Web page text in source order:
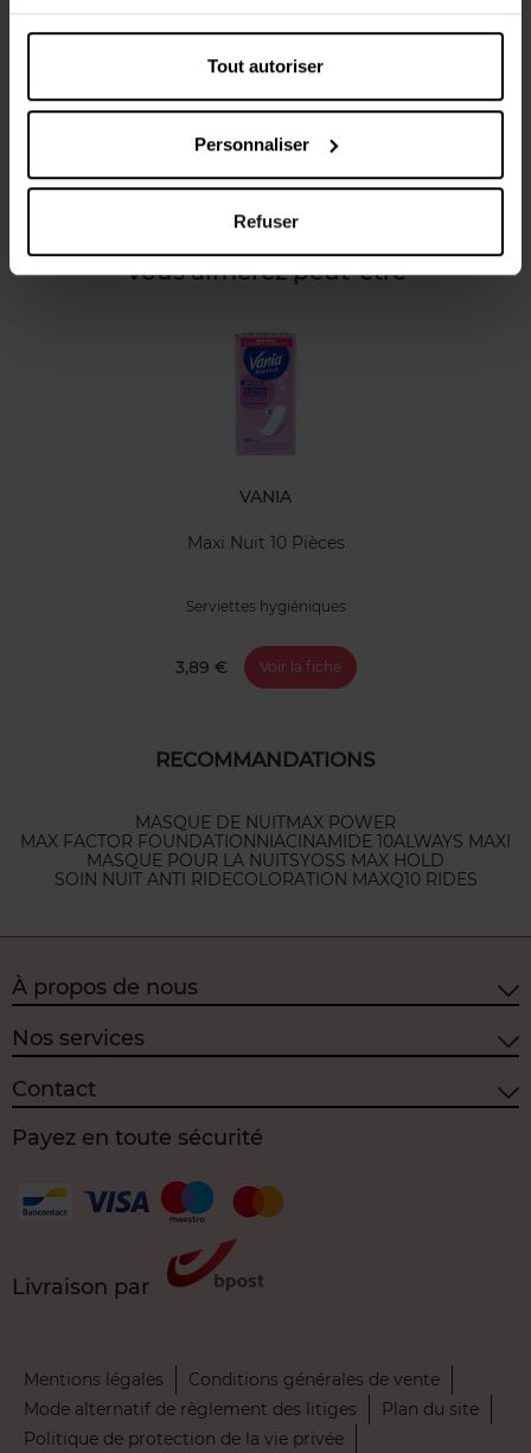
Tout autoriser
Personnaliser
Refuser
confort optimal la nuit.
Caractéristiques
Vous aimerez peut-être
VANIA
Maxi Nuit 10 Pièces
Serviettes hygiéniques
3,89 € Voir la fiche
RECOMMANDATIONS
MASQUE DE NUITMAX POWER
MAX FACTOR FOUNDATIONNIACINAMIDE 10ALWAYS MAXI
MASQUE POUR LA NUITSYOSS MAX HOLD
SOIN NUIT ANTI RIDECOLORATION MAXQ10 RIDES
À propos de nous
Nos services
Contact
Payez en toute sécurité
Livraison par
Mentions légales
Conditions générales de vente
Mode alternatif de règlement des litiges
Plan du site
Politique de protection de la vie privée